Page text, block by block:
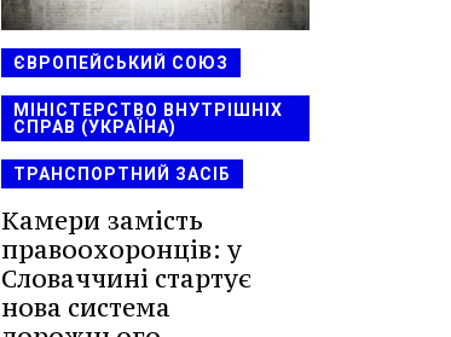
ЄВРОПЕЙСЬКИЙ СОЮЗ
МІНІСТЕРСТВО ВНУТРІШНІХ
СПРАВ (УКРАЇНА)
ТРАНСПОРТНИЙ ЗАСІБ
Камери замість
правоохоронців: у
Словаччині стартує
нова система